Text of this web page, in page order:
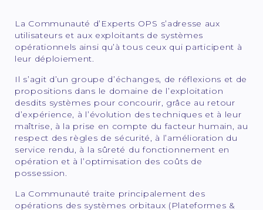
La Communauté d’Experts OPS s’adresse aux
utilisateurs et aux exploitants de systèmes
opérationnels ainsi qu’à tous ceux qui participent à
leur déploiement.
Il s’agit d’un groupe d’échanges, de réflexions et de
propositions dans le domaine de l’exploitation
desdits systèmes pour concourir, grâce au retour
d’expérience, à l’évolution des techniques et à leur
maîtrise, à la prise en compte du facteur humain, au
respect des règles de sécurité, à l’amélioration du
service rendu, à la sûreté du fonctionnement en
opération et à l’optimisation des coûts de
possession.
La Communauté traite principalement des
opérations des systèmes orbitaux (Plateformes &